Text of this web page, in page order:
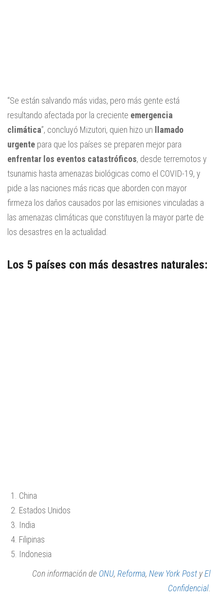
“Se están salvando más vidas, pero más gente está
resultando afectada por la creciente emergencia
climática”, concluyó Mizutori, quien hizo un
llamado
urgente para que los países se preparen mejor para
enfrentar los eventos catastróficos, desde terremotos y
tsunamis hasta amenazas biológicas como el COVID-19, y
pide a las naciones más ricas que aborden con mayor
firmeza los daños causados por las emisiones vinculadas a
las amenazas climáticas que constituyen la mayor parte de
los desastres en la actualidad.
Los 5 países con más desastres naturales:
China
Estados Unidos
India
Filipinas
Indonesia
Con información de ONU, Reforma, New York Post yEl
Confidencial